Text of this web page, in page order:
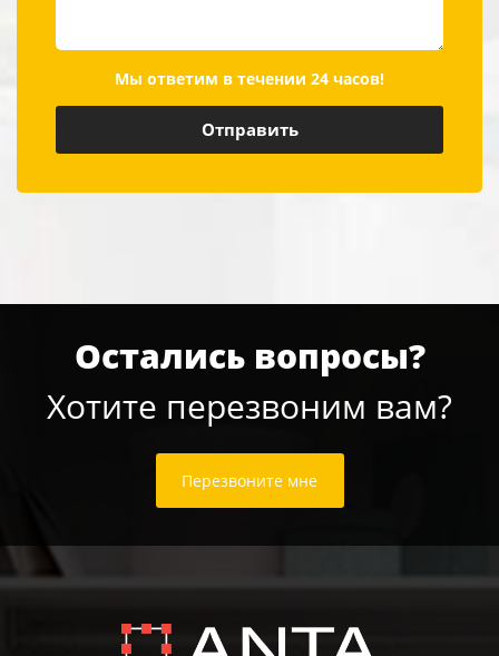
Мы ответим в течении 24 часов!
Остались вопросы?
Хотите перезвоним вам?
Перезвоните мне